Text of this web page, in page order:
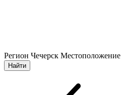
Регион Чечерск Местоположение